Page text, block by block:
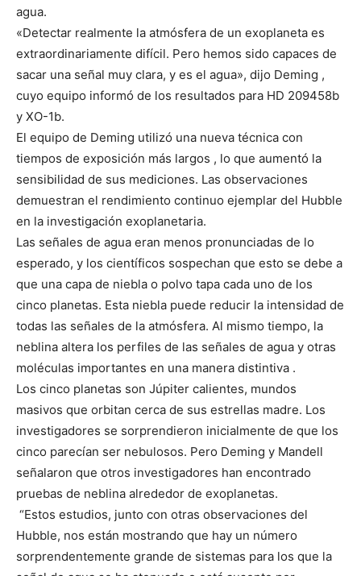
agua.
«Detectar realmente la atmósfera de un exoplaneta es
extraordinariamente difícil. Pero hemos sido capaces de
sacar una señal muy clara, y es el agua», dijo Deming ,
cuyo equipo informó de los resultados para HD 209458b
y XO-1b.
El equipo de Deming utilizó una nueva técnica con
tiempos de exposición más largos , lo que aumentó la
sensibilidad de sus mediciones. Las observaciones
demuestran el rendimiento continuo ejemplar del Hubble
en la investigación exoplanetaria.
Las señales de agua eran menos pronunciadas de lo
esperado, y los científicos sospechan que esto se debe a
que una capa de niebla o polvo tapa cada uno de los
cinco planetas. Esta niebla puede reducir la intensidad de
todas las señales de la atmósfera. Al mismo tiempo, la
neblina altera los perfiles de las señales de agua y otras
moléculas importantes en una manera distintiva .
Los cinco planetas son Júpiter calientes, mundos
masivos que orbitan cerca de sus estrellas madre. Los
investigadores se sorprendieron inicialmente de que los
cinco parecían ser nebulosos. Pero Deming y Mandell
señalaron que otros investigadores han encontrado
pruebas de neblina alrededor de exoplanetas.
“Estos estudios, junto con otras observaciones del
Hubble, nos están mostrando que hay un número
sorprendentemente grande de sistemas para los que la